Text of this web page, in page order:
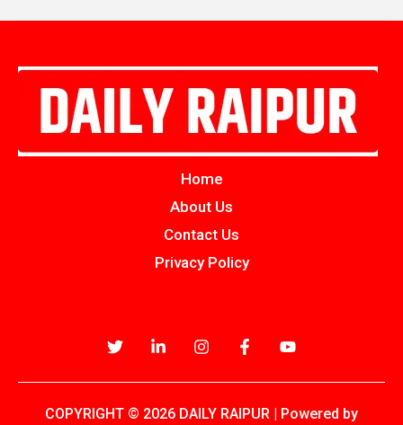
Home
About Us
Contact Us
Privacy Policy
COPYRIGHT © 2026 DAILY RAIPUR | Powered by